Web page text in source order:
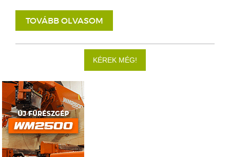
TOVÁBB OLVASOM
KÉREK MÉG!